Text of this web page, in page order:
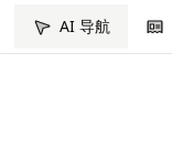
AI 导航